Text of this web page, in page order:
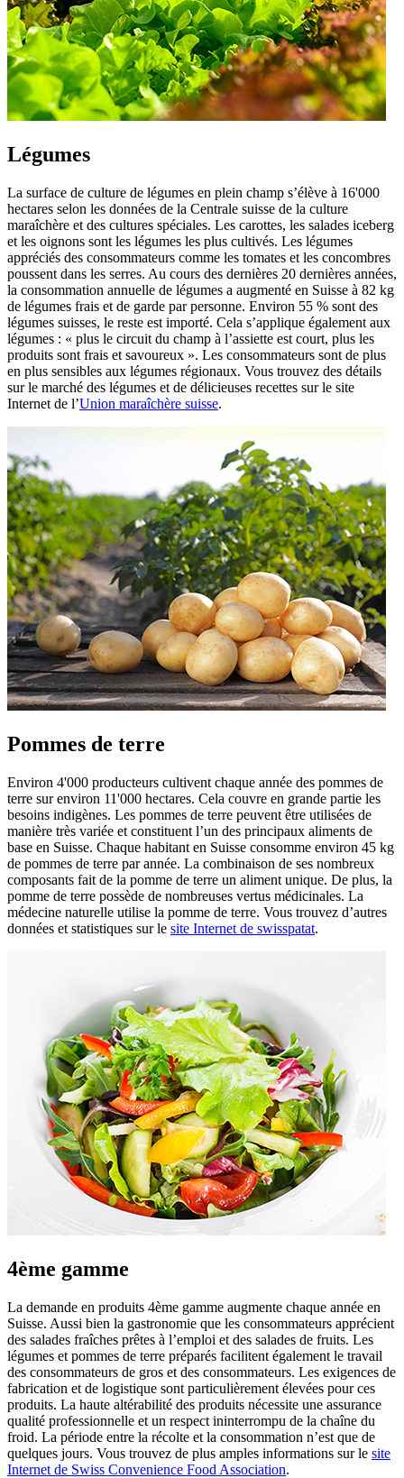
Légumes
La surface de culture de légumes en plein champ s’élève à 16'000
hectares selon les données de la Centrale suisse de la culture
maraîchère et des cultures spéciales. Les carottes, les salades iceberg
et les oignons sont les légumes les plus cultivés. Les légumes
appréciés des consommateurs comme les tomates et les concombres
poussent dans les serres. Au cours des dernières 20 dernières années,
la consommation annuelle de légumes a augmenté en Suisse à 82 kg
de légumes frais et de garde par personne. Environ 55 % sont des
légumes suisses, le reste est importé. Cela s’applique également aux
légumes : « plus le circuit du champ à l’assiette est court, plus les
produits sont frais et savoureux ». Les consommateurs sont de plus
en plus sensibles aux légumes régionaux. Vous trouvez des détails
sur le marché des légumes et de délicieuses recettes sur le site
Internet de l’Union maraîchère suisse.
Pommes de terre
Environ 4'000 producteurs cultivent chaque année des pommes de
terre sur environ 11'000 hectares. Cela couvre en grande partie les
besoins indigènes. Les pommes de terre peuvent être utilisées de
manière très variée et constituent l’un des principaux aliments de
base en Suisse. Chaque habitant en Suisse consomme environ 45 kg
de pommes de terre par année. La combinaison de ses nombreux
composants fait de la pomme de terre un aliment unique. De plus, la
pomme de terre possède de nombreuses vertus médicinales. La
médecine naturelle utilise la pomme de terre. Vous trouvez d’autres
données et statistiques sur le site Internet de swisspatat.
4ème gamme
La demande en produits 4ème gamme augmente chaque année en
Suisse. Aussi bien la gastronomie que les consommateurs apprécient
des salades fraîches prêtes à l’emploi et des salades de fruits. Les
légumes et pommes de terre préparés facilitent également le travail
des consommateurs de gros et des consommateurs. Les exigences de
fabrication et de logistique sont particulièrement élevées pour ces
produits. La haute altérabilité des produits nécessite une assurance
qualité professionnelle et un respect ininterrompu de la chaîne du
froid. La période entre la récolte et la consommation n’est que de
quelques jours. Vous trouvez de plus amples informations sur le site
Internet de Swiss Convenience Food Association.